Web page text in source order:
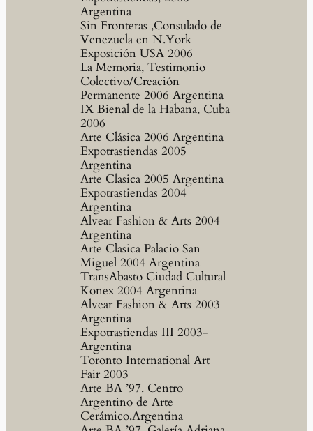
Argentina
Sin Fronteras ,Consulado de
Venezuela en N.York
Exposición USA 2006
La Memoria, Testimonio
Colectivo/Creación
Permanente 2006 Argentina
IX Bienal de la Habana, Cuba
2006
Arte Clásica 2006 Argentina
Expotrastiendas 2005
Argentina
Arte Clasica 2005 Argentina
Expotrastiendas 2004
Argentina
Alvear Fashion & Arts 2004
Argentina
Arte Clasica Palacio San
Miguel 2004 Argentina
TransAbasto Ciudad Cultural
Konex 2004 Argentina
Alvear Fashion & Arts 2003
Argentina
Expotrastiendas III 2003-
Argentina
Toronto International Art
Fair 2003
Arte BA ’97. Centro
Argentino de Arte
Cerámico.Argentina